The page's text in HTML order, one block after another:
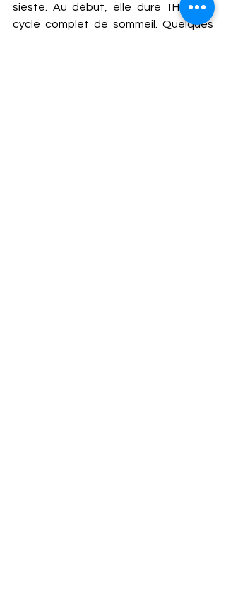
sieste. Au début, elle dure 1H30, un
cycle complet de sommeil. Quelques